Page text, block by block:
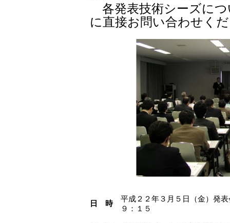
各発表技術シーズに
に直接お問い合わせく
日 時
平成２２年３月５日（金）発
９：１５